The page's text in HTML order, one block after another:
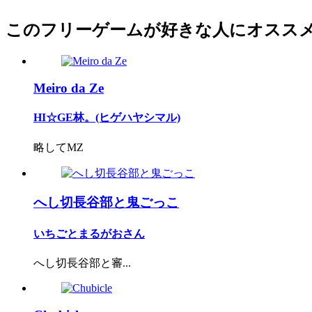
このフリーゲームが好きな人にオスス
Meiro da Ze
HI☆GE林。(ヒゲハヤシマル)
略してMZ
へし切長谷部と鬼ごっこ
いちごとまるがおさん
へし切長谷部と審...